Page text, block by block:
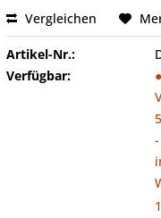
Vergleichen
Artikel-Nr.:
Verfügbar: